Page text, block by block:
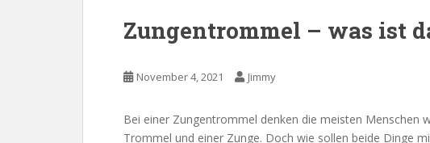
Zungentrommel – was ist
November 4, 2021 Jimmy
Bei einer Zungentrommel denken die meisten Menschen
Trommel und einer Zunge. Doch wie sollen beide Dinge